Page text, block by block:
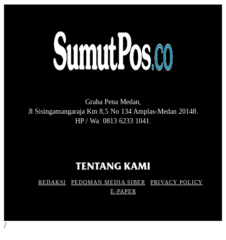
Graha Pena Medan,
Jl Sisingamangaraja Km 8,5 No 134 Amplas-Medan 20148.
HP / Wa: 0813 6233 1041.
TENTANG KAMI
REDAKSI PEDOMAN MEDIA SIBER
PRIVACY POLICY
E-PAPER
/